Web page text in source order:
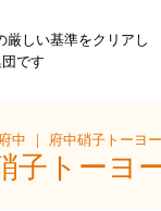
厳しい基準をクリアし
です
中 ｜ 府中硝子トーヨ
子トーヨ